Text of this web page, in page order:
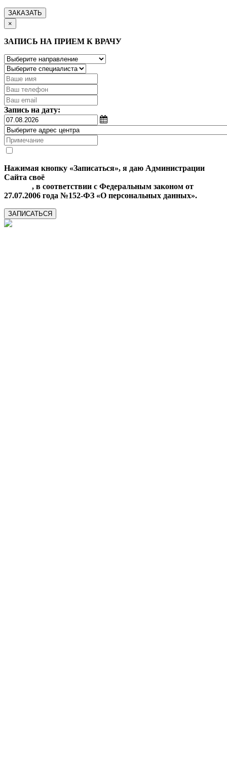
ЗАКАЗАТЬ
×
ЗАПИСЬ НА ПРИЕМ К ВРАЧУ
Запись на дату:
Нажимая кнопку «Записаться», я даю Администрации
Сайта своё
, в соответствии с Федеральным законом от
27.07.2006 года №152-ФЗ «О персональных данных».
ЗАПИСАТЬСЯ